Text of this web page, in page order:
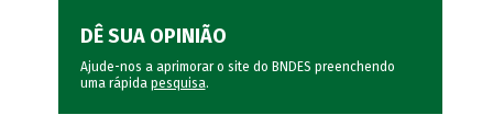
DÊ SUA OPINIÃO
Ajude-nos a aprimorar o site do BNDES preenchendo
uma rápida pesquisa.